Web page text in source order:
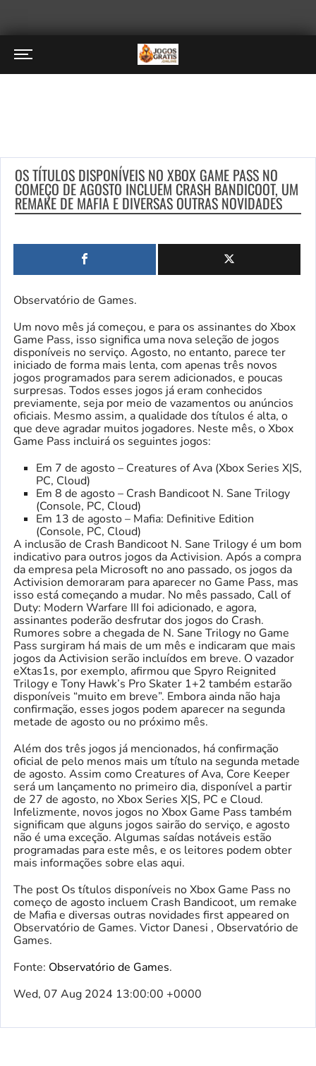
OS TÍTULOS DISPONÍVEIS NO XBOX GAME PASS NO
COMEÇO DE AGOSTO INCLUEM CRASH BANDICOOT, UM
REMAKE DE MAFIA E DIVERSAS OUTRAS NOVIDADES
Observatório de Games.
Um novo mês já começou, e para os assinantes do Xbox
Game Pass, isso significa uma nova seleção de jogos
disponíveis no serviço. Agosto, no entanto, parece ter
iniciado de forma mais lenta, com apenas três novos
jogos programados para serem adicionados, e poucas
surpresas. Todos esses jogos já eram conhecidos
previamente, seja por meio de vazamentos ou anúncios
oficiais. Mesmo assim, a qualidade dos títulos é alta, o
que deve agradar muitos jogadores. Neste mês, o Xbox
Game Pass incluirá os seguintes jogos:
Em 7 de agosto – Creatures of Ava (Xbox Series X|S,
PC, Cloud)
Em 8 de agosto – Crash Bandicoot N. Sane Trilogy
(Console, PC, Cloud)
Em 13 de agosto – Mafia: Definitive Edition
(Console, PC, Cloud)
A inclusão de Crash Bandicoot N. Sane Trilogy é um bom
indicativo para outros jogos da Activision. Após a compra
da empresa pela Microsoft no ano passado, os jogos da
Activision demoraram para aparecer no Game Pass, mas
isso está começando a mudar. No mês passado, Call of
Duty: Modern Warfare III foi adicionado, e agora,
assinantes poderão desfrutar dos jogos do Crash.
Rumores sobre a chegada de N. Sane Trilogy no Game
Pass surgiram há mais de um mês e indicaram que mais
jogos da Activision serão incluídos em breve. O vazador
eXtas1s, por exemplo, afirmou que Spyro Reignited
Trilogy e Tony Hawk’s Pro Skater 1+2 também estarão
disponíveis “muito em breve”. Embora ainda não haja
confirmação, esses jogos podem aparecer na segunda
metade de agosto ou no próximo mês.
Além dos três jogos já mencionados, há confirmação
oficial de pelo menos mais um título na segunda metade
de agosto. Assim como Creatures of Ava, Core Keeper
será um lançamento no primeiro dia, disponível a partir
de 27 de agosto, no Xbox Series X|S, PC e Cloud.
Infelizmente, novos jogos no Xbox Game Pass também
significam que alguns jogos sairão do serviço, e agosto
não é uma exceção. Algumas saídas notáveis estão
programadas para este mês, e os leitores podem obter
mais informações sobre elas aqui.
The post Os títulos disponíveis no Xbox Game Pass no
começo de agosto incluem Crash Bandicoot, um remake
de Mafia e diversas outras novidades first appeared on
Observatório de Games. Victor Danesi , Observatório de
Games.
Fonte: Observatório de Games.
Wed, 07 Aug 2024 13:00:00 +0000